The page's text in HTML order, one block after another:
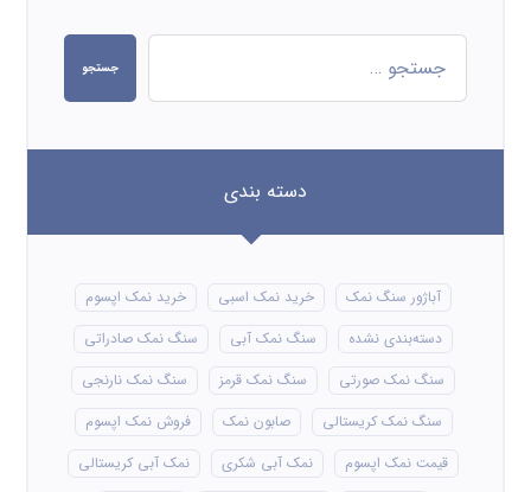
جستجو
دسته بندی
آباژور سنگ نمک خرید نمک اسبی
خرید نمک اپسوم
دسته‌بندی نشده
سنگ نمک آبی
سنگ نمک صادراتی
سنگ نمک صورتی
سنگ نمک قرمز
سنگ نمک نارنجی
سنگ نمک کریستالی
صابون نمک
فروش نمک اپسوم
قیمت نمک اپسوم
نمک آبی شکری
نمک آبی کریستالی